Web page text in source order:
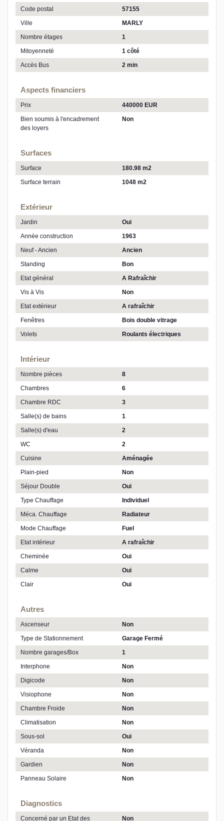
Code postal
57155
Ville
MARLY
Nombre étages
1
Mitoyenneté
1 côté
Accès Bus
2 min
Aspects financiers
Prix
440000 EUR
Bien soumis à l'encadrement
des loyers
Non
Surfaces
Surface
180.98 m2
Surface terrain
1048 m2
Extérieur
Jardin
Oui
Année construction
1963
Neuf - Ancien
Ancien
Standing
Bon
Etat général
A Rafraîchir
Vis à Vis
Non
Etat extérieur
A rafraîchir
Fenêtres
Bois double vitrage
Volets
Roulants électriques
Intérieur
Nombre pièces
8
Chambres
6
Chambre RDC
3
Salle(s) de bains
1
Salle(s) d'eau
2
WC
2
Cuisine
Aménagée
Plain-pied
Non
Séjour Double
Oui
Type Chauffage
Individuel
Méca. Chauffage
Radiateur
Mode Chauffage
Fuel
Etat intérieur
A rafraîchir
Cheminée
Oui
Calme
Oui
Clair
Oui
Autres
Ascenseur
Non
Type de Stationnement
Garage Fermé
Nombre garages/Box
1
Interphone
Non
Digicode
Non
Visiophone
Non
Chambre Froide
Non
Climatisation
Non
Sous-sol
Oui
Véranda
Non
Gardien
Non
Panneau Solaire
Non
Diagnostics
Concerné par un Etat des
Non